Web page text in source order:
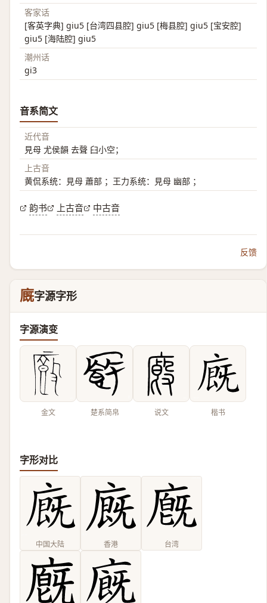
客家话
[客英字典] giu5 [台湾四县腔] giu5 [梅县腔] giu5 [宝安腔]
giu5 [海陆腔] giu5
潮州话
gi3
音系简文
近代音
見母 尤侯韻 去聲 臼小空；
上古音
黄侃系统：見母 蕭部 ；王力系统：見母 幽部 ；
韵书 上古音 中古音
反馈
廐字源字形
字源演变
金文 楚系简帛 说文 楷书
字形对比
中国大陆 香港 台湾